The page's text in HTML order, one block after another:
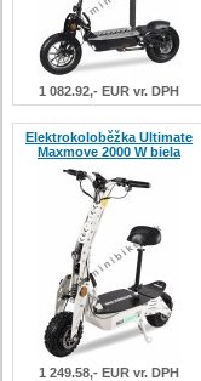
1 082.92,- EUR vr. DPH
Elektrokoloběžka Ultimate
Maxmove 2000 W biela
1 249.58,- EUR vr. DPH